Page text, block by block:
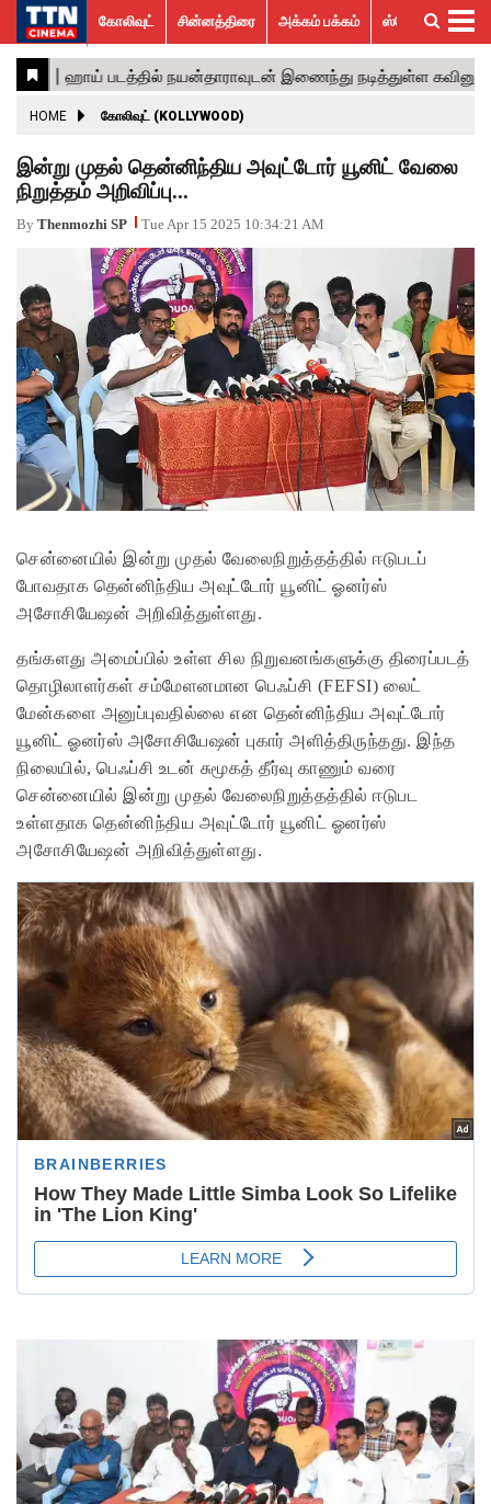
கோலிவுட்
சின்னத்திரை
பாலிவுட்
ஹாலிவுட்
அக்கம்
பக்கம்
ஸ்பெஷல்
ஸ்டோரீஸ்
விமர்சனம்
GALLERY
ACTRESS
ACTORS
MOVIESTILLS
EVENTS
VIDEOS
What’s
Hot
Trending
News
கோலிவுட் சின்னத்திரை அக்கம் பக்கம் ஸ்பெஷல் ஸ்டோரீஸ்
HOME கோலிவுட் (KOLLYWOOD)
இன்று முதல் தென்னிந்திய அவுட்டோர் யூனிட் வேலை
நிறுத்தம் அறிவிப்பு...
By Thenmozhi SP Tue Apr 15 2025 10:34:21 AM
சென்னையில் இன்று முதல் வேலைநிறுத்தத்தில் ஈடுபடப்
போவதாக தென்னிந்திய அவுட்டோர் யூனிட் ஓனர்ஸ்
அசோசியேஷன் அறிவித்துள்ளது.
தங்களது அமைப்பில் உள்ள சில நிறுவனங்களுக்கு திரைப்படத்
தொழிலாளர்கள் சம்மேளனமான பெஃப்சி (FEFSI) லைட்
மேன்களை அனுப்புவதில்லை என தென்னிந்திய அவுட்டோர்
யூனிட் ஓனர்ஸ் அசோசியேஷன் புகார் அளித்திருந்தது. இந்த
நிலையில், பெஃப்சி உடன் சுமூகத் தீர்வு காணும் வரை
சென்னையில் இன்று முதல் வேலைநிறுத்தத்தில் ஈடுபட
உள்ளதாக தென்னிந்திய அவுட்டோர் யூனிட் ஓனர்ஸ்
அசோசியேஷன் அறிவித்துள்ளது.